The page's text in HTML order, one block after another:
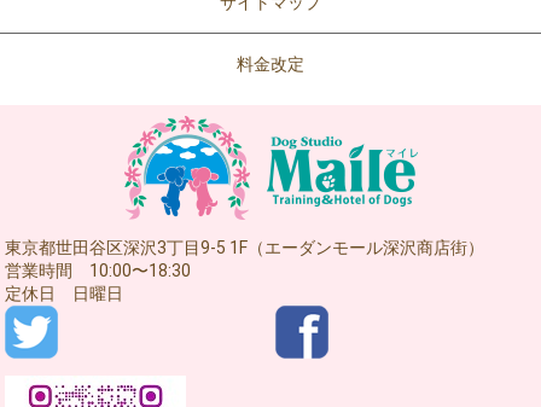
料金改定
東京都世田谷区深沢3丁目9-5 1F（エーダンモール深沢商店街）
営業時間 10:00〜18:30
定休日 日曜日